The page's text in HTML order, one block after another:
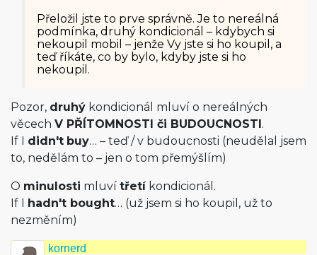
Přeložil jste to prve správně. Je to nereálná
podmínka, druhý kondicionál – kdybych si
nekoupil mobil – jenže Vy jste si ho koupil, a
teď říkáte, co by bylo, kdyby jste si ho
nekoupil.
Pozor, druhý kondicionál mluví o nereálných
věcech V PŘÍTOMNOSTI či BUDOUCNOSTI.
If I didn't buy… – teď / v budoucnosti (neudělal jsem
to, nedělám to – jen o tom přemýšlím)
O minulosti mluví třetíkondicionál.
If I hadn't bought… (už jsem si ho koupil, už to
nezměním)
kornerd